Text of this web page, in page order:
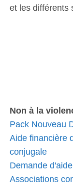
et les différents
Non à la
Pack Nouveau
Aide financière
conjugale
Demande
Associations